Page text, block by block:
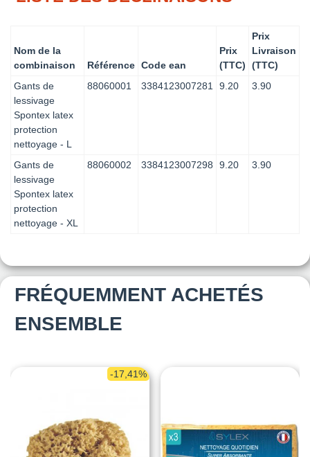
Nom de la
combinaison
Référence Code ean
Prix
(TTC)
Prix
Livraison
(TTC)
Gants de
lessivage
Spontex latex
protection
nettoyage - L
88060001 3384123007281 9.20 3.90
Gants de
lessivage
Spontex latex
protection
nettoyage - XL
88060002 3384123007298 9.20 3.90
FRÉQUEMMENT ACHETÉS
ENSEMBLE
-17,41%